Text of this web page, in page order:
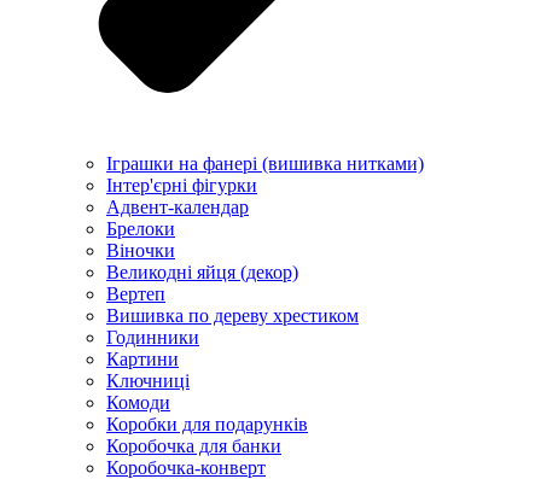
Іграшки на фанері (вишивка нитками)
Інтер'єрні фігурки
Адвент-календар
Брелоки
Віночки
Великодні яйця (декор)
Вертеп
Вишивка по дереву хрестиком
Годинники
Картини
Ключниці
Комоди
Коробки для подарунків
Коробочка для банки
Коробочка-конверт